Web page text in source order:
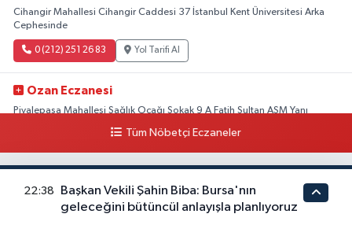
Cihangir Mahallesi Cihangir Caddesi 37 İstanbul Kent Üniversitesi Arka
Cephesinde
0 (212) 251 26 83 Yol Tarifi Al
Ozan Eczanesi
Piyalepaşa Mahallesi Sağlık Ocağı Sokak 9 A Fatih Sultan ASM Yanı
Yol Tarifi Al
Tüm Nöbetçi Eczaneler
22:38
Başkan Vekili Şahin Biba: Bursa'nın
geleceğini bütüncül anlayışla planlıyoruz